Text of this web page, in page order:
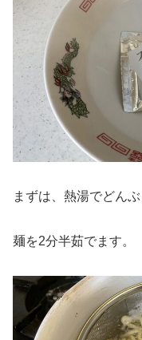
まずは、熱湯でどん
麺を2分半茹でます。